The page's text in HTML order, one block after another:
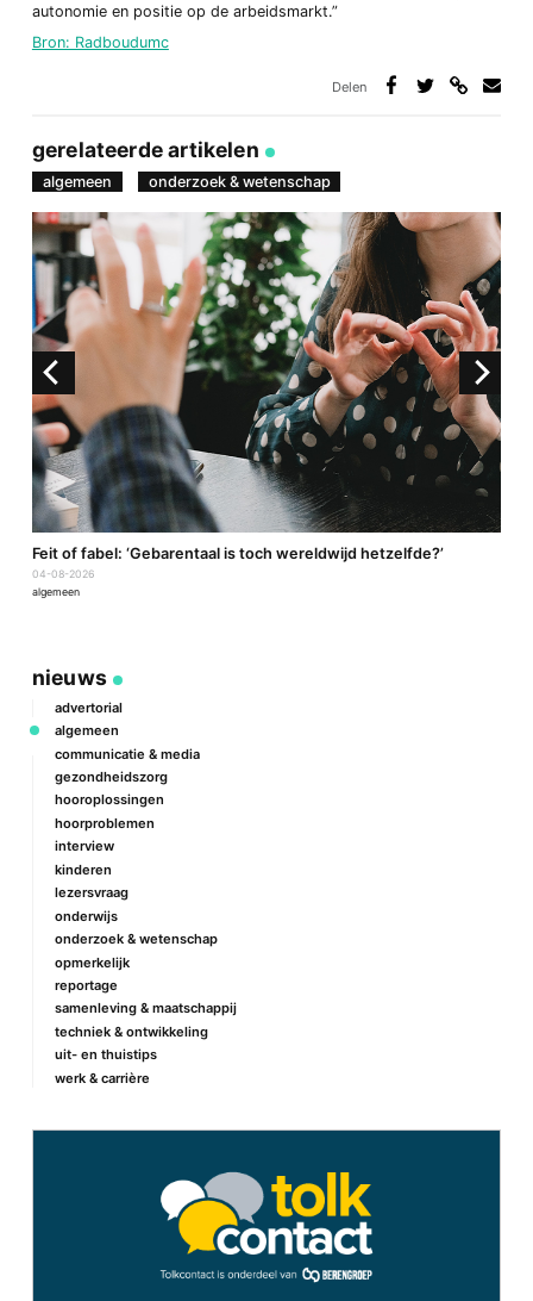
autonomie en positie op de arbeidsmarkt.”
Bron: Radboudumc
Delen
gerelateerde artikelen
algemeen onderzoek & wetenschap
Feit of fabel: ‘Gebarentaal is toch wereldwijd hetzelfde?’
04-08-2026
algemeen
nieuws
advertorial
algemeen
communicatie & media
gezondheidszorg
hooroplossingen
hoorproblemen
interview
kinderen
lezersvraag
onderwijs
onderzoek & wetenschap
opmerkelijk
reportage
samenleving & maatschappij
techniek & ontwikkeling
uit- en thuistips
werk & carrière